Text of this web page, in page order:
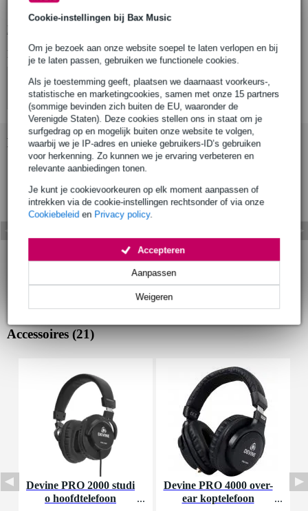
Cookie-instellingen bij Bax Music
Om je bezoek aan onze website soepel te laten verlopen en bij
je te laten passen, gebruiken we functionele cookies.
Als je toestemming geeft, plaatsen we daarnaast voorkeurs-,
statistische en marketingcookies, samen met onze 15 partners
(sommige bevinden zich buiten de EU, waaronder de
Verenigde Staten). Deze cookies stellen ons in staat om je
surfgedrag op en mogelijk buiten onze website te volgen,
waarbij we je IP-adres en unieke gebruikers-ID’s gebruiken
voor herkenning. Zo kunnen we je ervaring verbeteren en
relevante aanbiedingen tonen.
Je kunt je cookievoorkeuren op elk moment aanpassen of
intrekken via de cookie-instellingen rechtsonder of via onze
Cookiebeleid en Privacy policy.
Weigeren
Aanpassen
Accepteren
frequentierespons: 55 Hz - 20 kHz
Bekijk ook eens (4)
Bekijk ook eens (4)
Accessoires (21)
Devine PRO 2000 studi
o hoofdtelefoon
Devine PRO 4000 over-
ear koptelefoon